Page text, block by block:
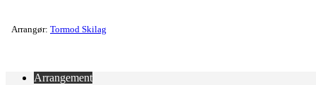
Arrangør: Tormod Skilag
Arrangement